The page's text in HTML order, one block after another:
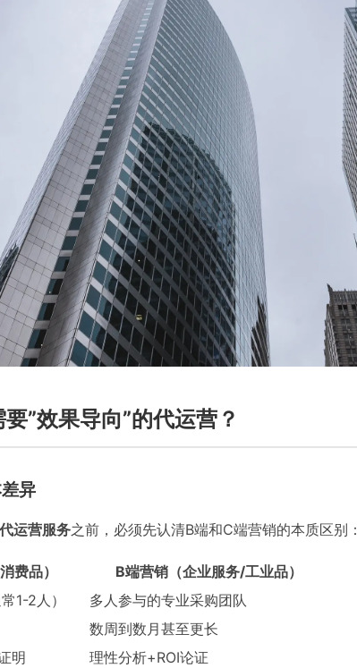
”效果导向”的代运营？
异
运营服务之前，必须先认清B端和C端营销的本质区别：
费品）
B端营销（企业服务/工业品）
1-2人）
多人参与的专业采购团队
数周到数月甚至更长
明
理性分析+ROI论证